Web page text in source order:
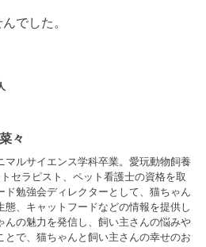
でした。
々
マルサイエンス学科卒業。愛玩動物飼養
セラピスト、ペット看護士の資格を取
ド勉強会ディレクターとして、猫ちゃん
態、キャットフードなどの情報を提供し
んの魅力を発信し、飼い主さんの悩みや
とで、猫ちゃんと飼い主さんの幸せのお